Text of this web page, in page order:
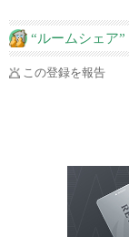
“ルームシェア
この登録を報告